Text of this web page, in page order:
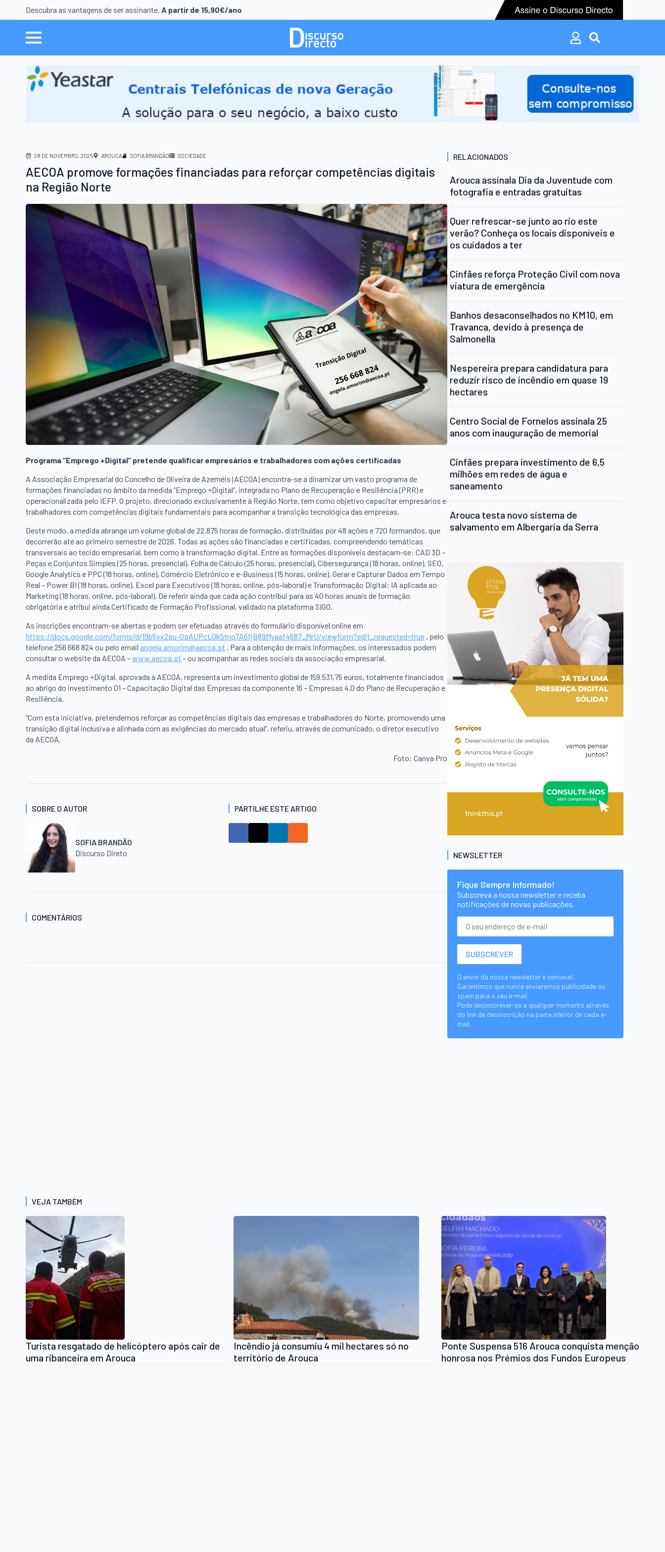
Descubra as vantagens de ser assinante. A partir de 15,90€/ano
Search
Search
for:
28 DE NOVEMBRO, 2025 AROUCA SOFIA BRANDÃO SOCIEDADE
AECOA promove formações financiadas para reforçar competências digitais
na Região Norte
Programa “Emprego +Digital” pretende qualificar empresários e trabalhadores com ações certificadas
A Associação Empresarial do Concelho de Oliveira de Azeméis (AECOA) encontra-se a dinamizar um vasto programa de
formações financiadas no âmbito da medida “Emprego +Digital”, integrada no Plano de Recuperação e Resiliência (PRR) e
operacionalizada pelo IEFP. O projeto, direcionado exclusivamente à Região Norte, tem como objetivo capacitar empresários e
trabalhadores com competências digitais fundamentais para acompanhar a transição tecnológica das empresas.
Deste modo, a medida abrange um volume global de 22.875 horas de formação, distribuídas por 48 ações e 720 formandos, que
decorrerão até ao primeiro semestre de 2026. Todas as ações são financiadas e certificadas, compreendendo temáticas
transversais ao tecido empresarial, bem como à transformação digital. Entre as formações disponíveis destacam-se: CAD 3D –
Peças e Conjuntos Simples (25 horas, presencial), Folha de Cálculo (25 horas, presencial), Cibersegurança (18 horas, online), SEO,
Google Analytics e PPC (18 horas, online), Comércio Eletrónico e e-Business (15 horas, online), Gerar e Capturar Dados em Tempo
Real – Power BI (18 horas, online), Excel para Executivos (18 horas, online, pós-laboral) e Transformação Digital: IA aplicada ao
Marketing (18 horas, online, pós-laboral). De referir ainda que cada ação contribui para as 40 horas anuais de formação
obrigatória e atribui ainda Certificado de Formação Profissional, validado na plataforma SIGO.
As inscrições encontram-se abertas e podem ser efetuadas através do formulário disponível online em
https://docs.google.com/forms/d/19b5vx2pu-0pAUPcLOk5tno7A6fjB89Myaaf4687_MrU/viewform?edit_requested=true , pelo
telefone 256 668 824 ou pelo email angela.amorim@aecoa.pt . Para a obtenção de mais informações, os interessados podem
consultar o website da AECOA –www.aecoa.pt – ou acompanhar as redes sociais da associação empresarial.
A medida Emprego +Digital, aprovada à AECOA, representa um investimento global de 159.531,75 euros, totalmente financiados
ao abrigo do investimento 01 – Capacitação Digital das Empresas da componente 16 – Empresas 4.0 do Plano de Recuperação e
Resiliência.
“Com esta iniciativa, pretendemos reforçar as competências digitais das empresas e trabalhadores do Norte, promovendo uma
transição digital inclusiva e alinhada com as exigências do mercado atual”, referiu, através de comunicado, o diretor executivo
da AECOA.
Foto: Canva Pro
SOBRE O AUTOR
SOFIA BRANDÃO
Discurso Direto
PARTILHE ESTE ARTIGO
COMENTÁRIOS
RELACIONADOS
Arouca assinala Dia da Juventude com
fotografia e entradas gratuitas
Quer refrescar-se junto ao rio este
verão? Conheça os locais disponíveis e
os cuidados a ter
Cinfães reforça Proteção Civil com nova
viatura de emergência
Banhos desaconselhados no KM10, em
Travanca, devido à presença de
Salmonella
Nespereira prepara candidatura para
reduzir risco de incêndio em quase 19
hectares
Centro Social de Fornelos assinala 25
anos com inauguração de memorial
Cinfães prepara investimento de 6,5
milhões em redes de água e
saneamento
Arouca testa novo sistema de
salvamento em Albergaria da Serra
NEWSLETTER
Fique Sempre Informado!
Subscreva a nossa newsletter e receba
notificações de novas publicações.
O envio da nossa newsletter é semanal.
Garantimos que nunca enviaremos publicidade ou
spam para o seu e-mail.
Pode desinscrever-se a qualquer momento através
do link de desinscrição na parte inferior de cada e-
mail.
VEJA TAMBÉM
Turista resgatado de helicóptero após cair de
uma ribanceira em Arouca
Incêndio já consumiu 4 mil hectares só no
território de Arouca
Ponte Suspensa 516 Arouca conquista menção
honrosa nos Prémios dos Fundos Europeus